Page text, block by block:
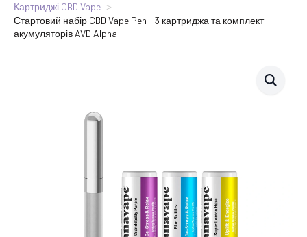
Картриджі CBD Vape
Стартовий набір CBD Vape Pen - 3 картриджа та комплект
акумуляторів AVD Alpha